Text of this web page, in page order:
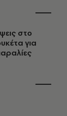
στο
για